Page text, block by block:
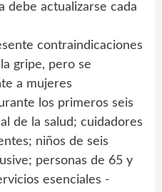
debe actualizarse cada
contraindicaciones
gripe, pero se
a mujeres
los primeros seis
de la salud; cuidadores
niños de seis
personas de 65 y
esenciales -